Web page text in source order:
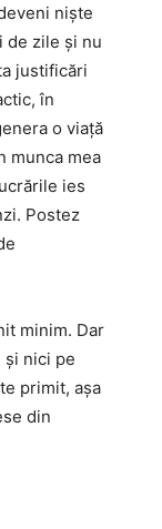
niște
de zile și nu
justificări
în
o viață
munca mea
ies
Postez
minim. Dar
și nici pe
primit, așa
din